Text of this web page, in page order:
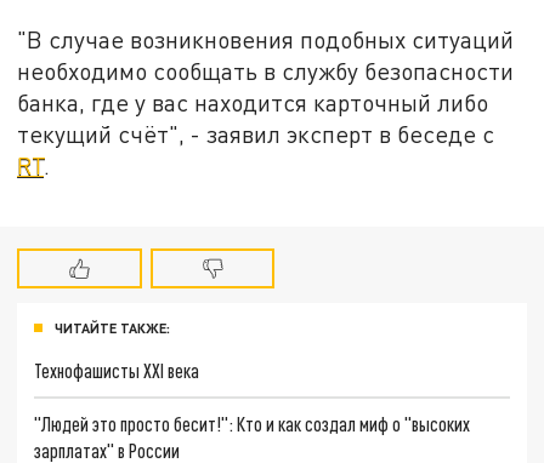
"В случае возникновения подобных ситуаций
необходимо сообщать в службу безопасности
банка, где у вас находится карточный либо
текущий счёт", - заявил эксперт в беседе с
RT.
ЧИТАЙТЕ ТАКЖЕ:
Технофашисты XXI века
"Людей это просто бесит!": Кто и как создал миф о "высоких
зарплатах" в России